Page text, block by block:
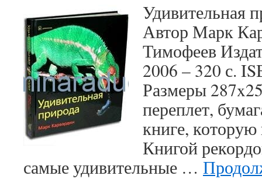
Удивительная
Автор Марк
Тимофеев
2006 – 320 с.
Размеры
переплет,
книге,
Книгой
самые удивительные …